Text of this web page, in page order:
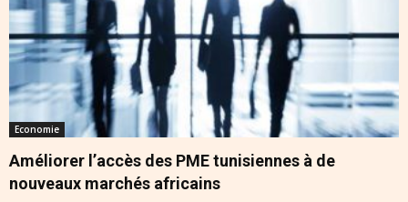
Economie
Améliorer l’accès des PME tunisiennes à de
nouveaux marchés africains